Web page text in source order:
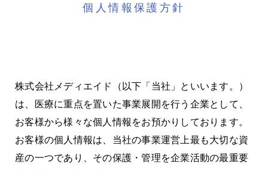
個人情報保護方針
株式会社メディエイド（以下「当社」といいます。）
は、医療に重点を置いた事業展開を行う企業として、
お客様から様々な個人情報をお預かりしております。
お客様の個人情報は、当社の事業運営上最も大切な資
産の一つであり、その保護・管理を企業活動の最重要